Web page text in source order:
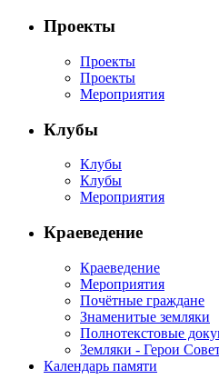
Проекты
Проекты
Проекты
Мероприятия
Клубы
Клубы
Клубы
Мероприятия
Краеведение
Краеведение
Мероприятия
Почётные граждане
Знаменитые земляки
Полнотекстовые
Земляки - Герои
Календарь памяти